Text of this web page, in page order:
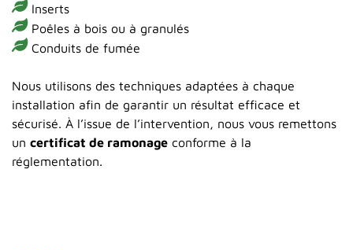
Inserts
Poêles à bois ou à granulés
Conduits de fumée
Nous utilisons des techniques adaptées à chaque
installation afin de garantir un résultat efficace et
sécurisé. À l’issue de l’intervention, nous vous remettons
un certificat de ramonage conforme à la
réglementation.